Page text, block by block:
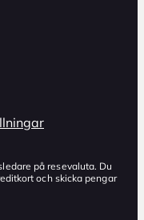
på resevaluta. Du
och skicka pengar